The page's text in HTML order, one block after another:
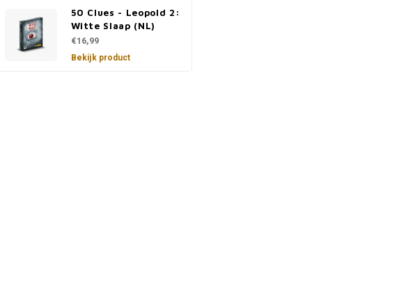
50 Clues - Leopold 2:
Witte Slaap (NL)
€16,99
Bekijk product